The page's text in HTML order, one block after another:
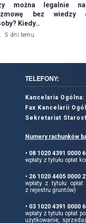
można legalnie
bez wiedzy
Kiedy…
5 dni temu
TELEFONY:
Kancelaria Ogólna:
Fax Kancelarii
Sekretariat
Numery rachunków
• 08 1020 4391 0000
wpłaty z tytułu opłat
• 26 1020 4405 0000
wpłaty z tytułu
z rejestru gruntów)
• 03 1020 4391 0000
wpłaty z tytułu opłat
użytkowanie,